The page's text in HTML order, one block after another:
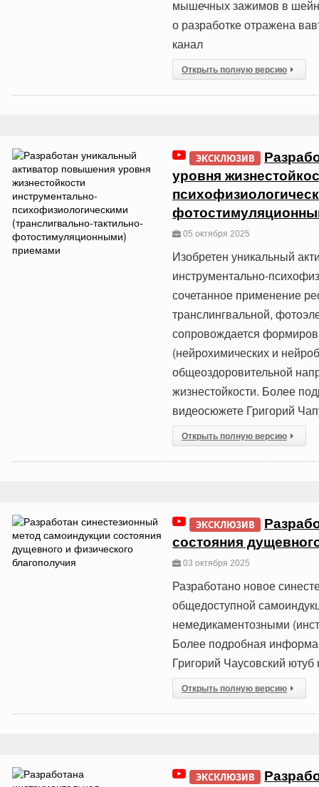
мышечных зажимов в
о разработке отражена
канал
Открыть полную версию
ЭКСКЛЮЗИВ
уровня
05 октября 2025
Изобретен уникальный
инструментально-
сочетанное применение
транслингвальной,
сопровождается
(нейрохимических и
общеоздоровительной
жизнестойкости. Более
видеосюжете Григорий
Открыть полную версию
ЭКСКЛЮЗИВ
состояния
03 октября 2025
Разработано новое
общедоступной
немедикаментозными
Более подробная
Григорий Чаусовский ютуб
Открыть полную версию
ЭКСКЛЮЗИВ